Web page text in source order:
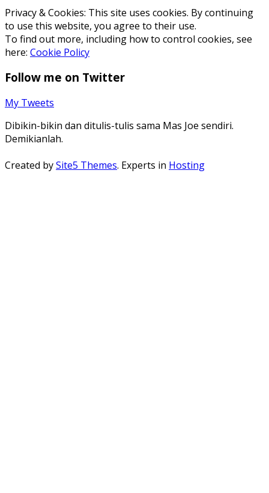
Privacy & Cookies: This site uses cookies. By continuing
to use this website, you agree to their use.
To find out more, including how to control cookies, see
here: Cookie Policy
Follow me on Twitter
My Tweets
Dibikin-bikin dan ditulis-tulis sama Mas Joe sendiri.
Demikianlah.
Created bySite5 Themes. Experts in Hosting